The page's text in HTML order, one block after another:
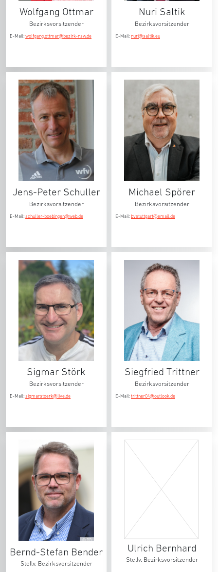
Wolfgang Ottmar
Bezirksvorsitzender
E-Mail:wolfgang.ottmar@bezirk-nsw.de
Nuri Saltik
Bezirksvorsitzender
E-Mail: nuri@saltik.eu
Jens-Peter Schuller
Bezirksvorsitzender
E-Mail:schuller-boebingen@web.de
Michael Spörer
Bezirksvorsitzender
E-Mail: bvstuttgart@email.de
Sigmar Störk
Bezirksvorsitzender
E-Mail:sigmarstoerk@live.de
Siegfried Trittner
Bezirksvorsitzender
E-Mail:trittner04@outlook.de
© BB
Bernd-Stefan Bender
Stellv. Bezirksvorsitzender
Ulrich Bernhard
Stellv. Bezirksvorsitzender